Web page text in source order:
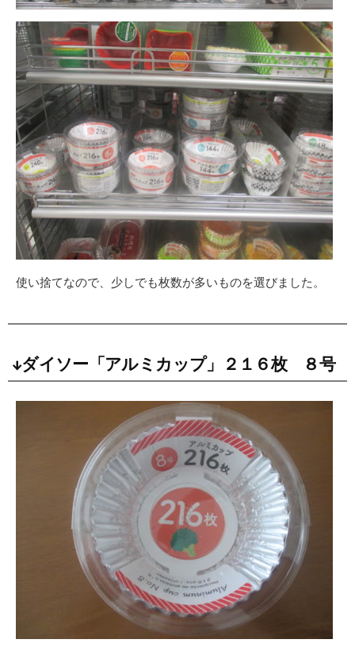
使い捨てなので、少しでも枚数が多いものを選びました。
↓ダイソー「アルミカップ」２１６枚 ８号